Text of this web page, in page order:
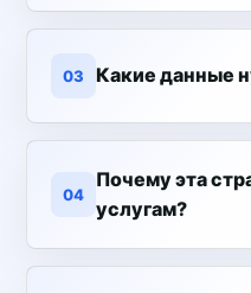
03 Какие данные
04
Почему эта
услугам?